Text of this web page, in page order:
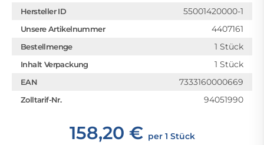
Hersteller ID 55001420000-1
Unsere Artikelnummer 4407161
Bestellmenge 1 Stück
Inhalt Verpackung 1 Stück
EAN 7333160000669
Zolltarif-Nr. 94051990
158,20 € per 1 Stück